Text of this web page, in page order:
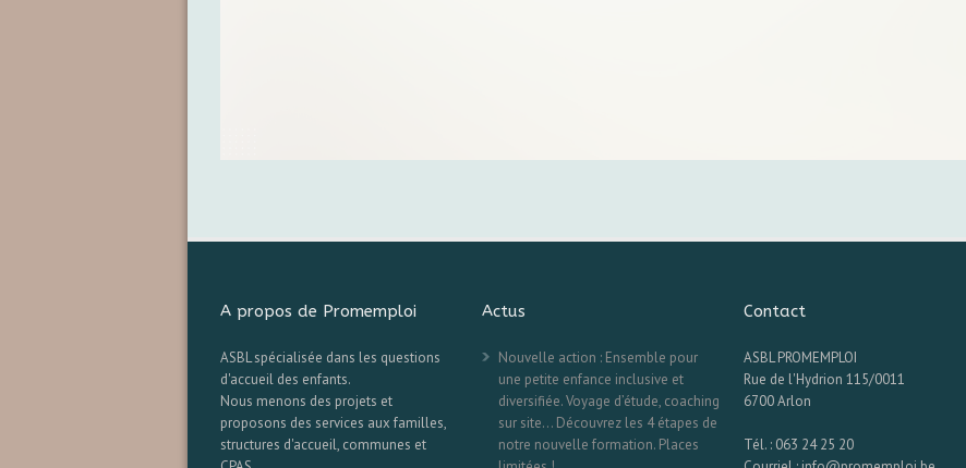
A propos de Promemploi
ASBL spécialisée dans les questions
d'accueil des enfants.
Nous menons des projets et
proposons des services aux familles,
structures d'accueil, communes et
Actus
Nouvelle action : Ensemble pour
une petite enfance inclusive et
diversifiée. Voyage d’étude, coaching
sur site… Découvrez les 4 étapes de
notre nouvelle formation. Places
Contact
ASBL PROMEMPLOI
Rue de l'Hydrion 115/0011
6700 Arlon
Tél. : 063 24 25 20